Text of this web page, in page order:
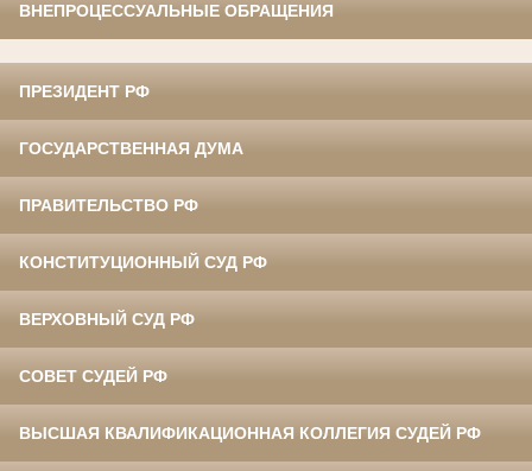
ВНЕПРОЦЕССУАЛЬНЫЕ ОБРАЩЕНИЯ
ПРЕЗИДЕНТ РФ
ГОСУДАРСТВЕННАЯ ДУМА
ПРАВИТЕЛЬСТВО РФ
КОНСТИТУЦИОННЫЙ СУД РФ
ВЕРХОВНЫЙ СУД РФ
СОВЕТ СУДЕЙ РФ
ВЫСШАЯ КВАЛИФИКАЦИОННАЯ КОЛЛЕГИЯ СУДЕЙ РФ